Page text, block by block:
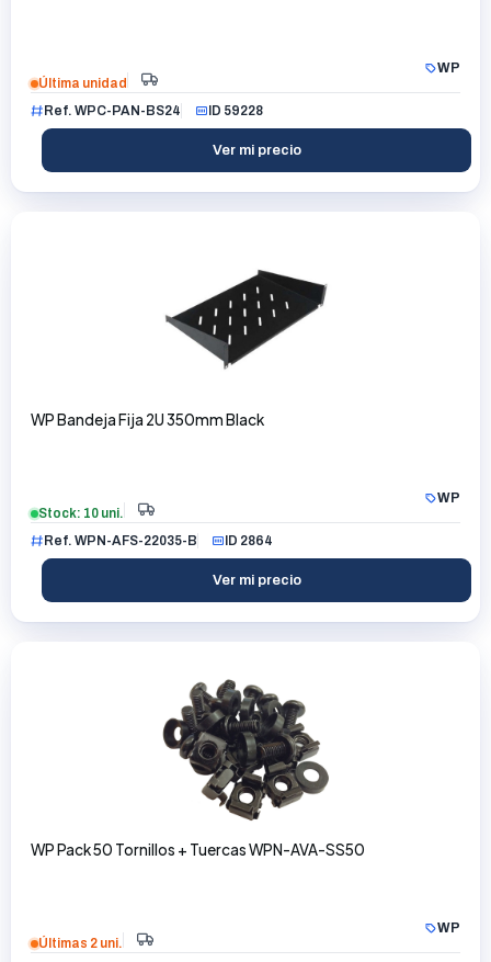
WP
Última unidad
Ref. WPC-PAN-BS24
ID 59228
Ver mi precio
WP Bandeja Fija 2U 350mm Black
WP
Stock: 10 uni.
Ref. WPN-AFS-22035-B
ID 2864
Ver mi precio
WP Pack 50 Tornillos + Tuercas WPN-AVA-SS50
WP
Últimas 2 uni.